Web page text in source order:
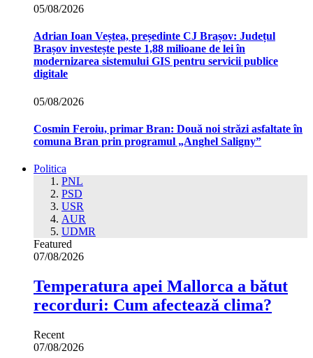
05/08/2026
Adrian Ioan Veștea, președinte CJ Brașov: Județul
Brașov investește peste 1,88 milioane de lei în
modernizarea sistemului GIS pentru servicii publice
digitale
05/08/2026
Cosmin Feroiu, primar Bran: Două noi străzi asfaltate în
comuna Bran prin programul „Anghel Saligny”
Politica
PNL
PSD
USR
AUR
UDMR
Featured
07/08/2026
Temperatura apei Mallorca a bătut
recorduri: Cum afectează clima?
Recent
07/08/2026